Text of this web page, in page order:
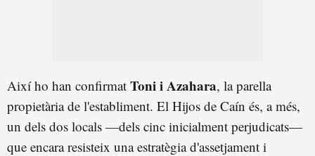
Així ho han confirmat Toni i Azahara, la parella
propietària de l'establiment. El Hijos de Caín és, a més,
un dels dos locals —dels cinc inicialment perjudicats—
que encara resisteix una estratègia d'assetjament i